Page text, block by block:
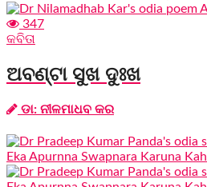
347
କବିତା
ଅବଣ୍ଟା ସୁଖ ଦୁଃଖ
ଡା: ନୀଳମାଧବ କର